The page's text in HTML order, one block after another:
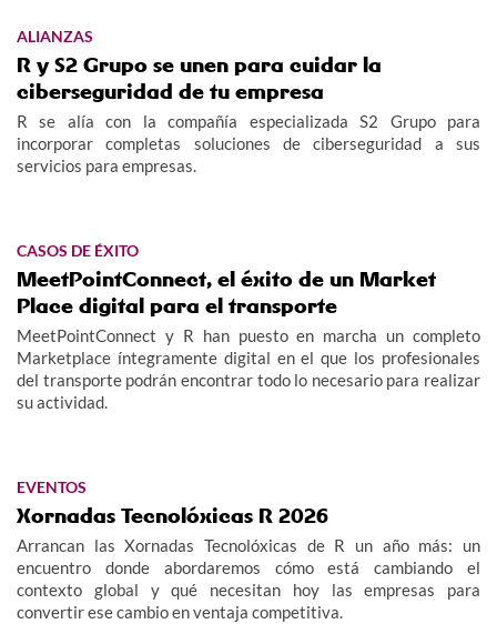
ALIANZAS
R y S2 Grupo se unen para cuidar la
ciberseguridad de tu empresa
R se alía con la compañía especializada S2 Grupo para
incorporar completas soluciones de ciberseguridad a sus
servicios para empresas.
CASOS DE ÉXITO
MeetPointConnect, el éxito de un Market
Place digital para el transporte
MeetPointConnect y R han puesto en marcha un completo
Marketplace íntegramente digital en el que los profesionales
del transporte podrán encontrar todo lo necesario para realizar
su actividad.
EVENTOS
Xornadas Tecnolóxicas R 2026
Arrancan las Xornadas Tecnolóxicas de R un año más: un
encuentro donde abordaremos cómo está cambiando el
contexto global y qué necesitan hoy las empresas para
convertir ese cambio en ventaja competitiva.